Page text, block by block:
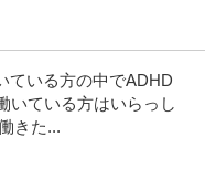
ている方の中でADHD
いている方はいらっし
きた...